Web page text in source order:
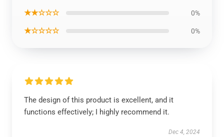
★★☆☆☆ 0%
★☆☆☆☆ 0%
The design of this product is excellent, and it
functions effectively; I highly recommend it.
Dec 4, 2024